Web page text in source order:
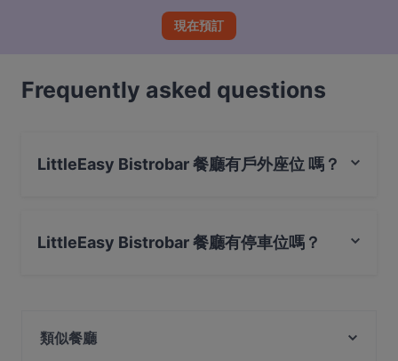
現在預訂
Frequently asked questions
LittleEasy Bistrobar 餐廳有戶外座位 嗎？
LittleEasy Bistrobar 餐廳有停車位嗎？
類似餐廳